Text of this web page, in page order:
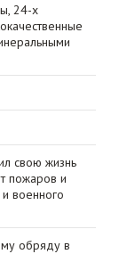
24-х
свою жизнь
пожаров и
военного
обряду в